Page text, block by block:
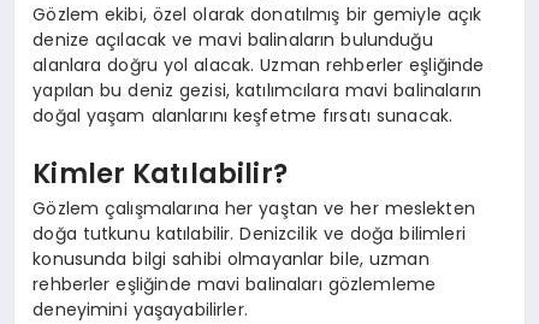
Gözlem ekibi, özel olarak donatılmış bir gemiyle açık
denize açılacak ve mavi balinaların bulunduğu
alanlara doğru yol alacak. Uzman rehberler eşliğinde
yapılan bu deniz gezisi, katılımcılara mavi balinaların
doğal yaşam alanlarını keşfetme fırsatı sunacak.
Kimler Katılabilir?
Gözlem çalışmalarına her yaştan ve her meslekten
doğa tutkunu katılabilir. Denizcilik ve doğa bilimleri
konusunda bilgi sahibi olmayanlar bile, uzman
rehberler eşliğinde mavi balinaları gözlemleme
deneyimini yaşayabilirler.